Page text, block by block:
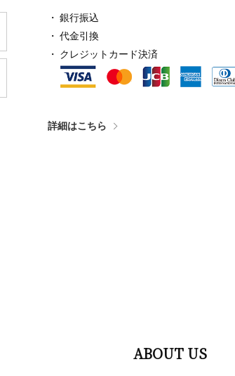
銀行振込
代金引換
クレジットカード決済
詳細はこちら
ABOUT US